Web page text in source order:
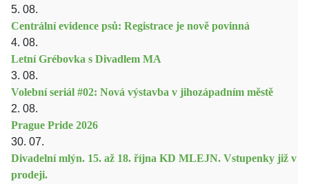
5. 08.
Centrální evidence psů: Registrace je nově povinná
4. 08.
Letní Grébovka s Divadlem MA
3. 08.
Volební seriál #02: Nová výstavba v jihozápadním městě
2. 08.
Prague Pride 2026
30. 07.
Divadelní mlýn. 15. až 18. října KD MLEJN. Vstupenky již v
prodeji.